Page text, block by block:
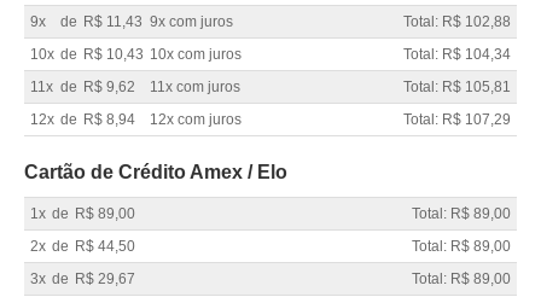
9x
de R$ 11,43 9x com juros
Total: R$ 102,88
10x de R$ 10,43 10x com juros
Total: R$ 104,34
11x de R$ 9,62 11x com juros
Total: R$ 105,81
12x de R$ 8,94 12x com juros Total: R$ 107,29
Cartão de Crédito Amex / Elo
1x de R$ 89,00
Total: R$ 89,00
2x de R$ 44,50
Total: R$ 89,00
3x de R$ 29,67
Total: R$ 89,00